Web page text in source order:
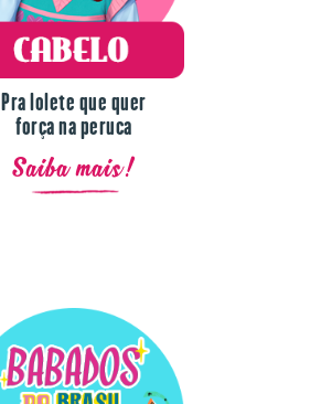
Pra lolete que quer
força na peruca
Saiba mais!